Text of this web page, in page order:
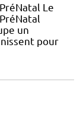
Le
un
pour